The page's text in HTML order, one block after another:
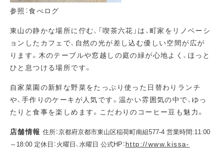
参照：食べログ
東山の静かな場所に佇む、「喫茶六花」は、町家をリノベーシ
ョンしたカフェで、自然の光が差し込む優しい空間が広が
ります。木のテーブルや窓越しの庭の緑が心地よく、ほっと
ひと息つける場所です。
自家菜園の新鮮な野菜をたっぷり使った日替わりランチ
や、手作りのケーキが人気です。温かい雰囲気の中で、ゆっ
たりと食事を楽しめます。こだわりのコーヒー豆も魅力。
店舗情報 住所：京都府京都市東山区稲荷町南組577-4 営業時間:11:00
～18:00 定休日：火曜日、水曜日 公式HP： http://www.kissa-